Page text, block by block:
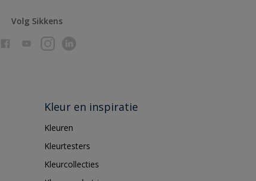
Volg Sikkens
Kleur en inspiratie
Kleuren
Kleurtesters
Kleurcollecties